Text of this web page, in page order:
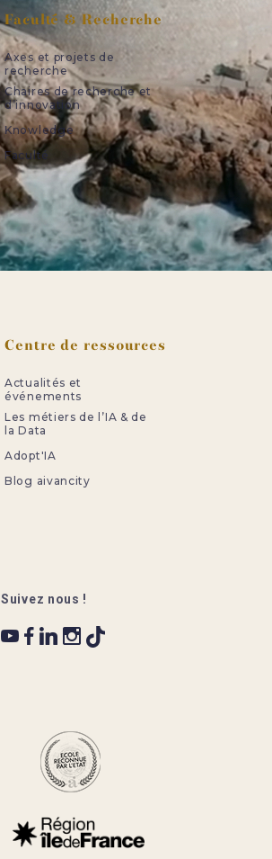
Faculté & Recherche
Axes et projets de
recherche
Chaires de recherche et
d’innovation
Knowledge
Faculté
Centre de ressources
Actualités et
événements
Les métiers de l’IA & de
la Data
Adopt'IA
Blog aivancity
Suivez nous !